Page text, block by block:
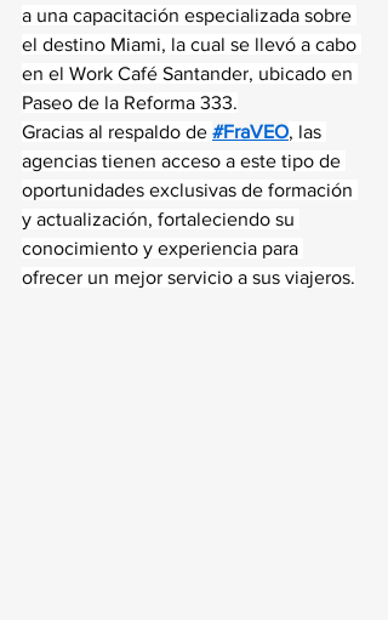
a una capacitación especializada sobre
el destino Miami, la cual se llevó a cabo
en el Work Café Santander, ubicado en
Paseo de la Reforma 333.
Gracias al respaldo de #FraVEO, las
agencias tienen acceso a este tipo de
oportunidades exclusivas de formación
y actualización, fortaleciendo su
conocimiento y experiencia para
ofrecer un mejor servicio a sus viajeros.